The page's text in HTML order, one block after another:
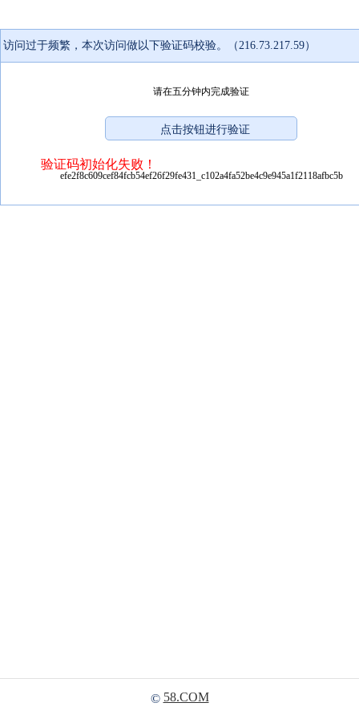
访问过于频繁，本次访问做以下验证码校验。（216.73.217.59）
请在五分钟内完成验证
验证码初始化失败！
efe2f8c609cef84fcb54ef26f29fe431_c102a4fa52be4c9e945a1f2118afbc5b
© 58.COM